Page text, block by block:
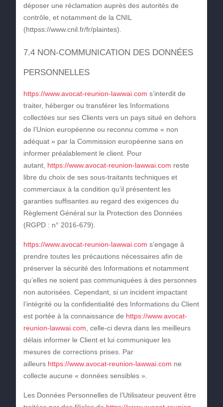
déposer une réclamation auprès des autorités de
contrôle, et notamment de la CNIL
(httpss://www.cnil.fr/fr/plaintes).
7.4 NON-COMMUNICATION DES DONNÉES
PERSONNELLES
https://www.avocat-reunion-lawwai.com s’interdit de
traiter, héberger ou transférer les Informations
collectées sur ses Clients vers un pays situé en dehors
de l’Union européenne ou reconnu comme « non
adéquat » par la Commission européenne sans en
informer préalablement le client. Pour
autant, https://www.avocat-reunion-lawwai.com reste
libre du choix de ses sous-traitants techniques et
commerciaux à la condition qu’il présentent les
garanties suffisantes au regard des exigences du
Règlement Général sur la Protection des Données
(RGPD : n° 2016-679).
https://www.avocat-reunion-lawwai.com s’engage à
prendre toutes les précautions nécessaires afin de
préserver la sécurité des Informations et notamment
qu’elles ne soient pas communiquées à des personnes
non autorisées. Cependant, si un incident impactant
l’intégrité ou la confidentialité des Informations du Client
est portée à la connaissance de https://www.avocat-
reunion-lawwai.com , celle-ci devra dans les meilleurs
délais informer le Client et lui communiquer les
mesures de corrections prises. Par
ailleurs https://www.avocat-reunion-lawwai.com ne
collecte aucune « données sensibles ».
Les Données Personnelles de l’Utilisateur peuvent être